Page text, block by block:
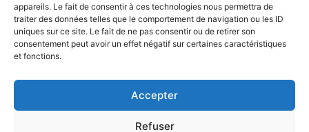
appareils. Le fait de consentir à ces technologies nous permettra de
traiter des données telles que le comportement de navigation ou les ID
uniques sur ce site. Le fait de ne pas consentir ou de retirer son
consentement peut avoir un effet négatif sur certaines caractéristiques
et fonctions.
Accepter
Refuser
Dates de session immersion
Apprendre
l'anglais
Faire financer sa formation, le